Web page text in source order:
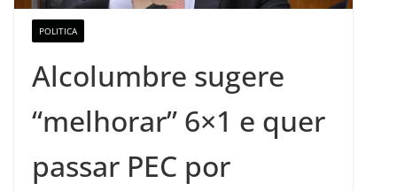
POLITICA
Alcolumbre sugere
“melhorar” 6×1 e quer
passar PEC por